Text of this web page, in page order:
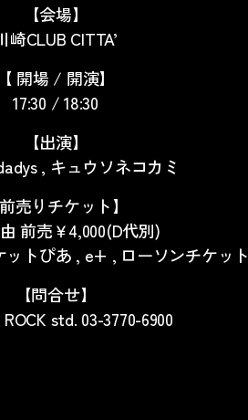
【会場】
崎CLUB CITTA’
【 開場 / 開演】
17:30 / 18:30
【出演】
, キュウソネコカミ
前売りチケット】
前売￥4,000(D代別)
トぴあ , e+ , ローソンチケット
【問合せ】
ROCK std. 03-3770-6900